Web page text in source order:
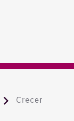
Crecer